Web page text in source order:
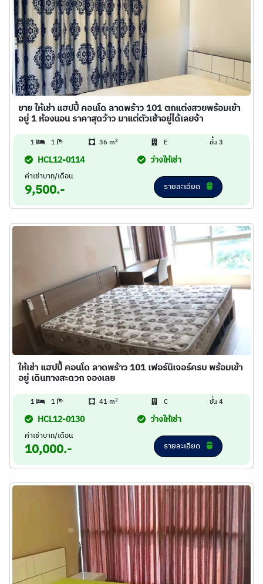
ขาย ให้เช่า แฮปปี้ คอนโด ลาดพร้าว 101 ตกแต่งสวยพร้อมเข้า
อยู่ 1 ห้องนอน ราคาสุดว้าว มาแต่ตัวเช้าอยู่ได้เลยจ้า
1 1 36 m2 E ชั้น 3
HCL12-0114 ว่างให้เช่า
ค่าเช่าบาท/เดือน
9,500.- รายละเอียด
ให้เช่า แฮปปี้ คอนโด ลาดพร้าว 101 เฟอร์นิเจอร์ครบ พร้อมเข้า
อยู่ เดินทางสะดวก จองเลย
1 1 41 m2 C ชั้น 4
HCL12-0130 ว่างให้เช่า
ค่าเช่าบาท/เดือน
10,000.- รายละเอียด